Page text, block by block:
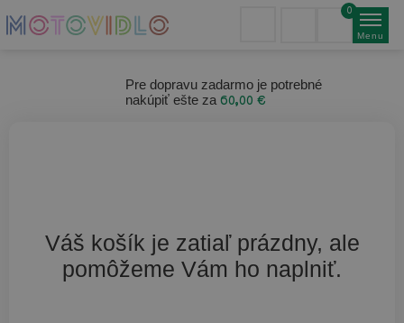
0
Menu
Pre dopravu zadarmo je potrebné
nakúpiť ešte za 60,00 €
Váš košík je zatiaľ prázdny, ale
pomôžeme Vám ho naplniť.